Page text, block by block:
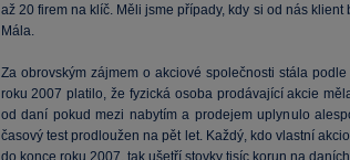
až 20 firem na klíč. Měli jsme případy, kdy si od nás klient
Mála.
Za obrovským zájmem o akciové společnosti stála
roku 2007 platilo, že fyzická osoba prodávající akcie
od daní pokud mezi nabytím a prodejem uplynulo
časový test prodloužen na pět let. Každý, kdo vlastní
do konce roku 2007, tak ušetří stovky tisíc korun na